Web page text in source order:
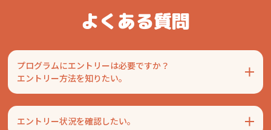
よくある質問
プログラムにエントリーは必要ですか？
エントリー方法を知りたい。
エントリー状況を確認したい。